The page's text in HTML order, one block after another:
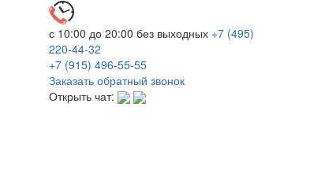
с 10:00 до 20:00 без выходных +7 (495)
220-44-32
+7 (915) 496-55-55
Заказать обратный звонок
Открыть чат: